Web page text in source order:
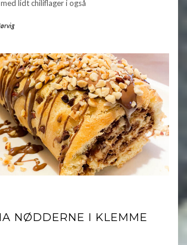
lidt chiliflager i også
NØDDERNE I KLEMME